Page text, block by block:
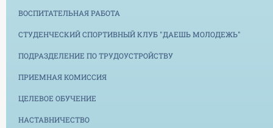
ВОСПИТАТЕЛЬНАЯ РАБОТА
СТУДЕНЧЕСКИЙ СПОРТИВНЫЙ КЛУБ "ДАЕШЬ МОЛОДЕЖЬ"
ПОДРАЗДЕЛЕНИЕ ПО ТРУДОУСТРОЙСТВУ
ПРИЕМНАЯ КОМИССИЯ
ЦЕЛЕВОЕ ОБУЧЕНИЕ
НАСТАВНИЧЕСТВО